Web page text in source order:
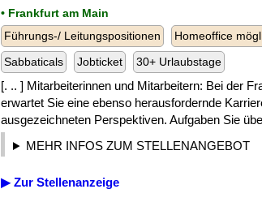
• Frankfurt am Main
Führungs-/ Leitungspositionen
Homeoffice
Sabbaticals
Jobticket 30+ Urlaubstage
[. .. ] Mitarbeiterinnen und Mitarbeitern: Bei der
erwartet Sie eine ebenso herausfordernde
ausgezeichneten Perspektiven. Aufgaben Sie
MEHR INFOS ZUM STELLENANGEBOT
▶ Zur Stellenanzeige